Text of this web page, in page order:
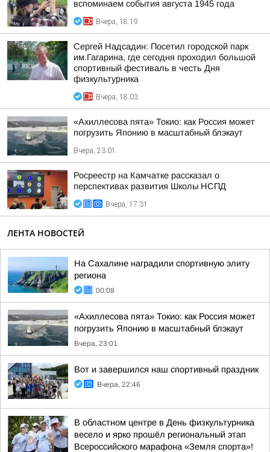
вспоминаем события августа 1945 года
Вчера, 18:19
Сергей Надсадин: Посетил городской парк
им.Гагарина, где сегодня проходил большой
спортивный фестиваль в честь Дня
физкультурника
Вчера, 18:03
«Ахиллесова пята» Токио: как Россия может
погрузить Японию в масштабный блэкаут
Вчера, 23:01
Росреестр на Камчатке рассказал о
перспективах развития Школы НСПД
Вчера, 17:31
ЛЕНТА НОВОСТЕЙ
На Сахалине наградили спортивную элиту
региона
00:08
«Ахиллесова пята» Токио: как Россия может
погрузить Японию в масштабный блэкаут
Вчера, 23:01
Вот и завершился наш спортивный праздник
Вчера, 22:46
В областном центре в День физкультурника
весело и ярко прошёл региональный этап
Всероссийского марафона «Земля спорта»!